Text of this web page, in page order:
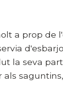
a prop de
la seva